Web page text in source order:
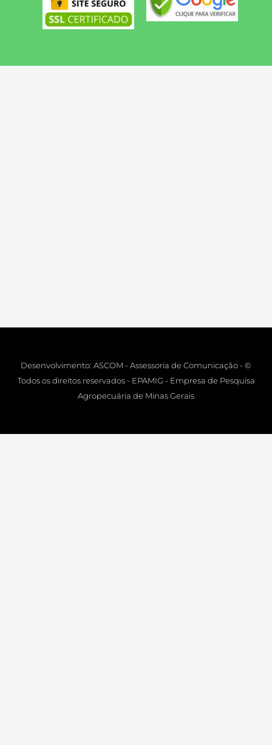
Desenvolvimento: ASCOM - Assessoria de Comunicação - ©
Todos os direitos reservados - EPAMIG - Empresa de Pesquisa
Agropecuária de Minas Gerais